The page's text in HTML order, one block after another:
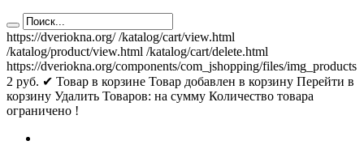
https://dveriokna.org/ /katalog/cart/view.html
/katalog/product/view.html /katalog/cart/delete.html
https://dveriokna.org/components/com_jshopping/files/img_products
2 руб. ✔ Товар в корзине Товар добавлен в корзину Перейти в
корзину Удалить Товаров: на сумму Количество товара
ограничено !